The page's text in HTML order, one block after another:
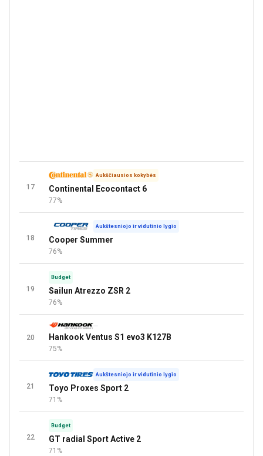
17
Aukščiausios kokybės
Continental Ecocontact 6
77%
18
Aukštesniojo ir vidutinio lygio
Cooper Summer
76%
19
Budget
Sailun Atrezzo ZSR 2
76%
20 Hankook Ventus S1 evo3 K127B
75%
21
Aukštesniojo ir vidutinio lygio
Toyo Proxes Sport 2
71%
22
Budget
GT radial Sport Active 2
71%